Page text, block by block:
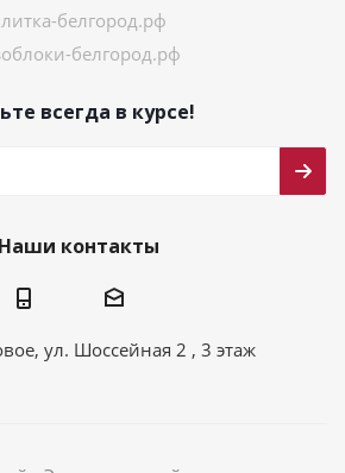
белгород.рф
белгород.рф
всегда в курсе!
Наши контакты
ул. Шоссейная 2 , 3 этаж